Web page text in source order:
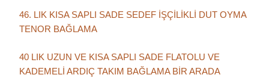
46. LIK KISA SAPLI SADE SEDEF İŞÇİLİKLİ DUT OYMA
TENOR BAĞLAMA
40 LIK UZUN VE KISA SAPLI SADE FLATOLU VE
KADEMELİ ARDIÇ TAKIM BAĞLAMA BİR ARADA